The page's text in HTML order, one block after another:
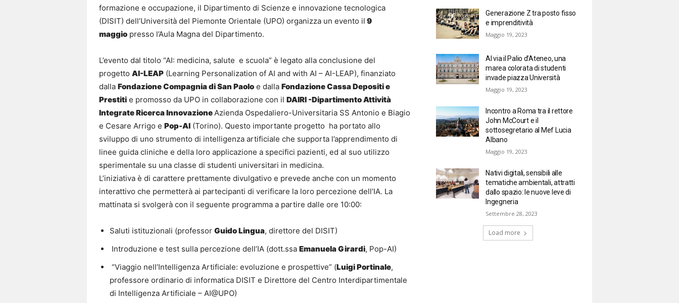
formazione e occupazione, il Dipartimento di Scienze e innovazione tecnologica
(DISIT) dell’Università del Piemonte Orientale (UPO) organizza un evento il 9
maggio presso l’Aula Magna del Dipartimento.
L’evento dal titolo “AI: medicina, salute e scuola” è legato alla conclusione del
progetto AI-LEAP (Learning Personalization of AI and with AI – AI-LEAP), finanziato
dalla Fondazione Compagnia di San Paolo e dalla Fondazione Cassa Depositi e
Prestiti e promosso da UPO in collaborazione con il DAIRI -Dipartimento Attività
Integrate Ricerca Innovazione Azienda Ospedaliero-Universitaria SS Antonio e Biagio
e Cesare Arrigo e Pop-AI (Torino). Questo importante progetto ha portato allo
sviluppo di uno strumento di intelligenza artificiale che supporta l’apprendimento di
linee guida cliniche e della loro applicazione a specifici pazienti, ed al suo utilizzo
sperimentale su una classe di studenti universitari in medicina.
L’iniziativa è di carattere prettamente divulgativo e prevede anche con un momento
interattivo che permetterà ai partecipanti di verificare la loro percezione dell’IA. La
mattinata si svolgerà con il seguente programma a partire dalle ore 10:00:
Saluti istituzionali (professor Guido Lingua, direttore del DISIT)
Introduzione e test sulla percezione dell’IA (dott.ssa Emanuela Girardi, Pop-AI)
“Viaggio nell’Intelligenza Artificiale: evoluzione e prospettive” (Luigi Portinale,
professore ordinario di informatica DISIT e Direttore del Centro Interdipartimentale
di Intelligenza Artificiale – AI@UPO)
Generazione Z tra posto fisso
e imprenditività
Maggio 19, 2023
Al via il Palio d’Ateneo, una
marea colorata di studenti
invade piazza Università
Maggio 19, 2023
Incontro a Roma tra il rettore
John McCourt e il
sottosegretario al Mef Lucia
Albano
Maggio 19, 2023
Nativi digitali, sensibili alle
tematiche ambientali, attratti
dallo spazio: le nuove leve di
Ingegneria
Settembre 28, 2023
Load more